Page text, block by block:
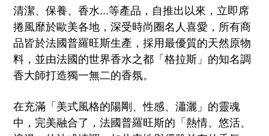
清潔、保養、香水...等產品，自推出以來，立即席
捲風靡於歐美各地，深受時尚圈名人喜愛， 所有商
品皆於法國普羅旺斯生產，採用最優質的天然原物
料，並由法國的世界香水之都「格拉斯」的知名調
香大師打造獨一無二的香氛。
在充滿「美式風格的陽剛、性感、瀟灑」的靈魂
中，完美融合了，法國普羅旺斯的「熱情、 悠活、